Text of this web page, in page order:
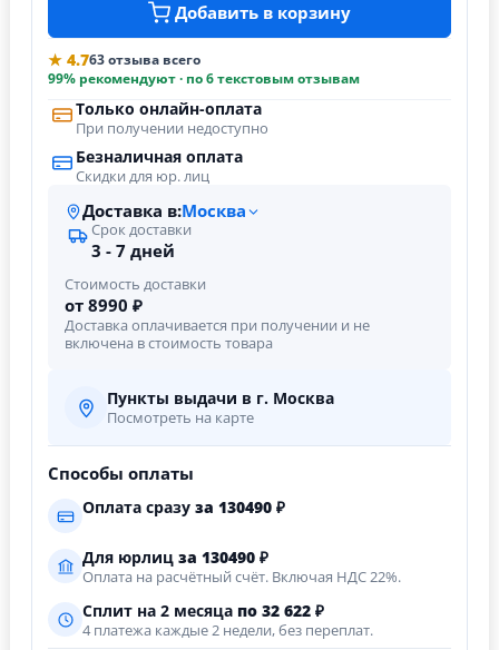
Добавить в корзину
★ 4.763 отзыва всего
99% рекомендуют · по 6 текстовым отзывам
Только онлайн-оплата
При получении недоступно
Безналичная оплата
Скидки для юр. лиц
Доставка в:Москва
Срок доставки
3 - 7 дней
Стоимость доставки
от 8990 ₽
Доставка оплачивается при получении и не
включена в стоимость товара
Пункты выдачи в г. Москва
Посмотреть на карте
Способы оплаты
Оплата сразу за 130490 ₽
Для юрлиц за 130490 ₽
Оплата на расчётный счёт. Включая НДС 22%.
Сплит на 2 месяца по 32 622 ₽
4 платежа каждые 2 недели, без переплат.